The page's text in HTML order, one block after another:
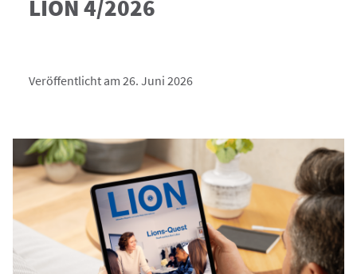
LION 4/2026
Veröffentlicht am 26. Juni 2026